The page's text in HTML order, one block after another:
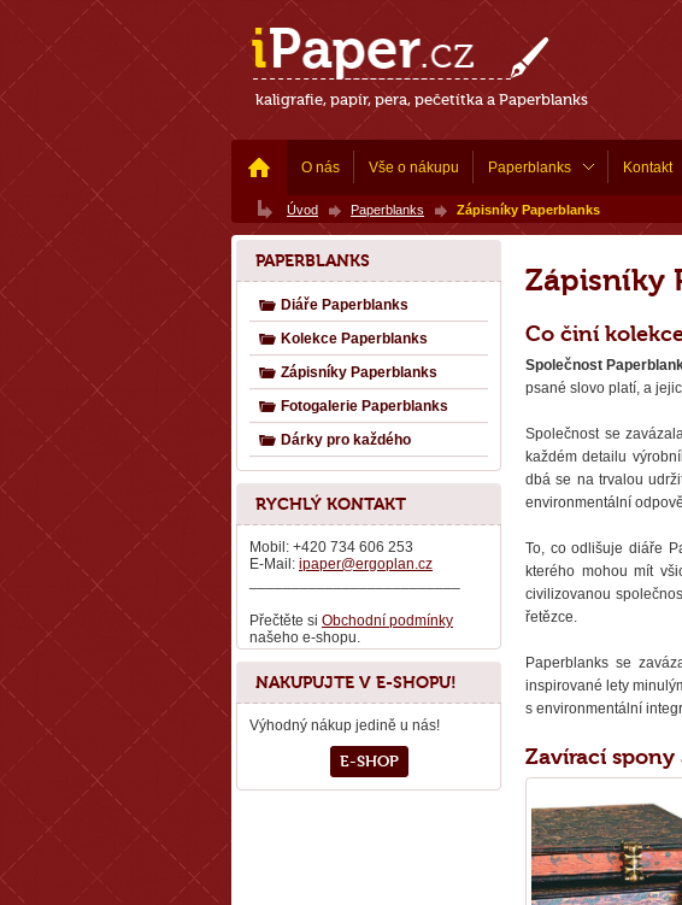
kaligrafie, papír, pera, pečetítka a Paperblanks
O nás Vše o nákupu Paperblanks Kontakt
Úvod Paperblanks Zápisníky Paperblanks
Zápisníky
Co činí
Společnost
psané slovo platí, a
Společnost se
každém detailu
dbá se na trvalou
environmentální
To, co odlišuje diáře
kterého mohou mít
civilizovanou
řetězce.
Paperblanks se
inspirované lety
s environmentální
Zavírací spony
PAPERBLANKS
Diáře Paperblanks
Kolekce Paperblanks
Zápisníky Paperblanks
Fotogalerie Paperblanks
Dárky pro každého
RYCHLÝ KONTAKT
Mobil: +420 734 606 253
E-Mail: ipaper@ergoplan.cz
Přečtěte si Obchodní podmínky
našeho e-shopu.
NAKUPUJTE V E-SHOPU!
Výhodný nákup jedině u nás!
E-SHOP